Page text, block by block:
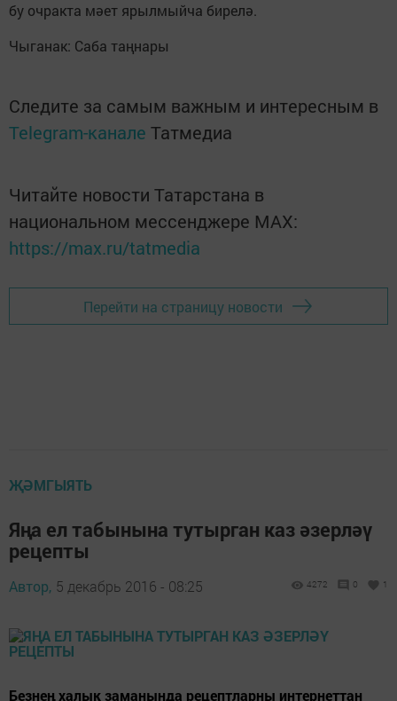
бу очракта мәет ярылмыйча бирелә.
Чыганак: Саба таңнары
Следите за самым важным и интересным в
Telegram-канале Татмедиа
Читайте новости Татарстана в
национальном мессенджере MАХ:
https://max.ru/tatmedia
Перейти на страницу новости
ҖӘМГЫЯТЬ
Яңа ел табынына тутырган каз әзерләү
рецепты
Автор, 5 декабрь 2016 - 08:25 4272 0 1
Безнең халык заманында рецептларны интернеттан